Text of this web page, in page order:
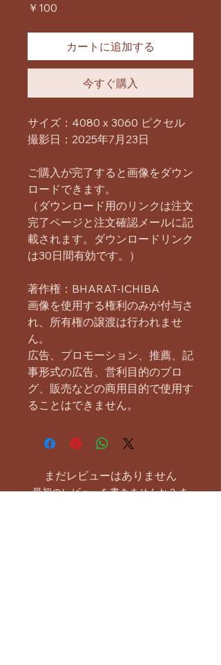
￥100
カートに追加する
今すぐ購入
サイズ：4080 x 3060 ピクセル
撮影日：2025年7月23日
ご購入が完了すると画像をダウン
ロードできます。
（ダウンロード用のリンクは注文
完了ページと注文確認メールに記
載されます。ダウンロードリンク
は30日間有効です。）
著作権：BHARAT-ICHIBA
画像を使用する権利のみが付与さ
れ、所有権の譲渡は行われませ
ん。
広告、プロモーション、推薦、記
事形式の広告、営利目的のブロ
グ、販売などの商用目的で使用す
ることはできません。
まだレビューはありません
最初のレビューを書きませんか？ あ